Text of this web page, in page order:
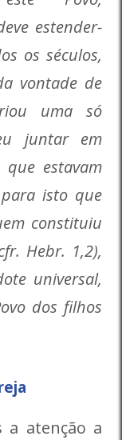
estender-
os séculos,
vontade de
uma só
juntar em
estavam
isto que
constituiu
Hebr. 1,2),
universal,
dos filhos
a atenção a